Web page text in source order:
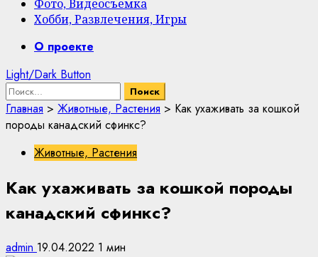
Фото, Видеосъемка
Хобби, Развлечения, Игры
PrimaryО проекте
Light/Dark Button
Найти:
Главная > Животные, Растения > Как ухаживать за кошкой
породы канадский сфинкс?
Животные, Растения
Как ухаживать за кошкой породы
канадский сфинкс?
admin 19.04.2022 1 мин